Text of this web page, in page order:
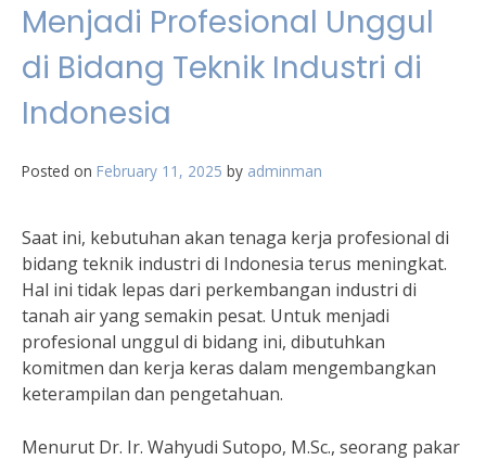
Menjadi Profesional Unggul
di Bidang Teknik Industri di
Indonesia
Posted on February 11, 2025 by adminman
Saat ini, kebutuhan akan tenaga kerja profesional di
bidang teknik industri di Indonesia terus meningkat.
Hal ini tidak lepas dari perkembangan industri di
tanah air yang semakin pesat. Untuk menjadi
profesional unggul di bidang ini, dibutuhkan
komitmen dan kerja keras dalam mengembangkan
keterampilan dan pengetahuan.
Menurut Dr. Ir. Wahyudi Sutopo, M.Sc., seorang pakar